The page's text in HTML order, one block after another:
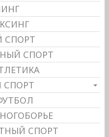
СПОРТ
СПОРТ
СПОРТ